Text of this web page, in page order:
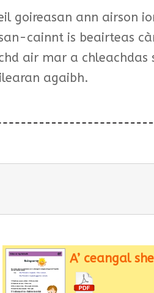
goireasan ann airson
cainnt is beairteas
air mar a chleachdas
agaibh.
A’ ceangal